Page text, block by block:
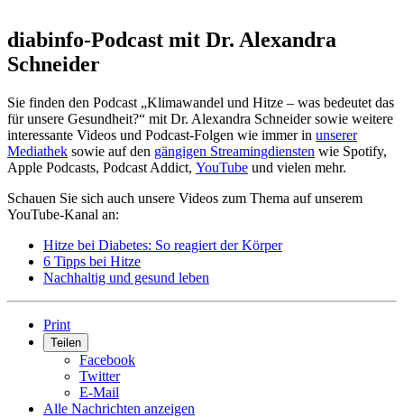
diabinfo-Podcast mit Dr. Alexandra
Schneider
Sie finden den Podcast „Klimawandel und Hitze – was bedeutet das
für unsere Gesundheit?“ mit Dr. Alexandra Schneider sowie weitere
interessante Videos und Podcast-Folgen wie immer in unserer
Mediathek sowie auf den gängigen Streamingdiensten wie Spotify,
Apple Podcasts, Podcast Addict, YouTube und vielen mehr.
Schauen Sie sich auch unsere Videos zum Thema auf unserem
YouTube-Kanal an:
Hitze bei Diabetes: So reagiert der Körper
6 Tipps bei Hitze
Nachhaltig und gesund leben
Print
Teilen
Facebook
Twitter
E-Mail
Alle Nachrichten anzeigen